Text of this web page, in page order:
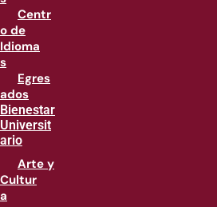
Centr
o de
Idioma
s
Egres
ados
Bienestar
Universit
ario
Arte y
Cultur
a